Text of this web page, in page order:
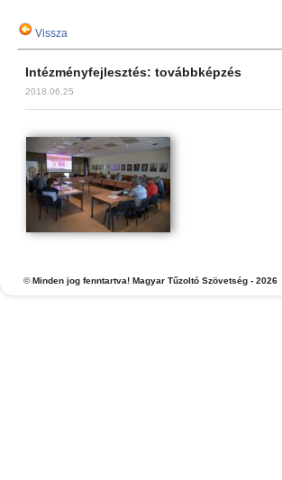
Vissza
Intézményfejlesztés: továbbképzés
2018.06.25
©Minden jog fenntartva! Magyar Tűzoltó Szövetség - 2026